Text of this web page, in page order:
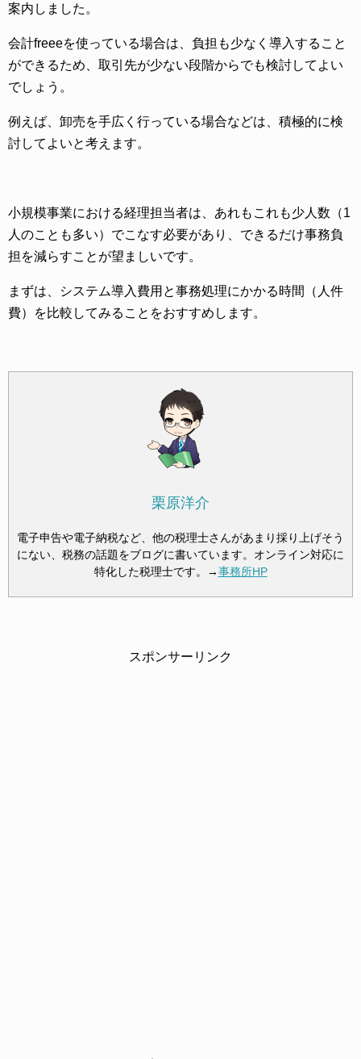
案内しました。
会計freeeを使っている場合は、負担も少なく導入すること
ができるため、取引先が少ない段階からでも検討してよい
でしょう。
例えば、卸売を手広く行っている場合などは、積極的に検
討してよいと考えます。
小規模事業における経理担当者は、あれもこれも少人数（1
人のことも多い）でこなす必要があり、できるだけ事務負
担を減らすことが望ましいです。
まずは、システム導入費用と事務処理にかかる時間（人件
費）を比較してみることをおすすめします。
栗原洋介
電子申告や電子納税など、他の税理士さんがあまり採り上げそう
にない、税務の話題をブログに書いています。オンライン対応に
特化した税理士です。→事務所HP
スポンサーリンク